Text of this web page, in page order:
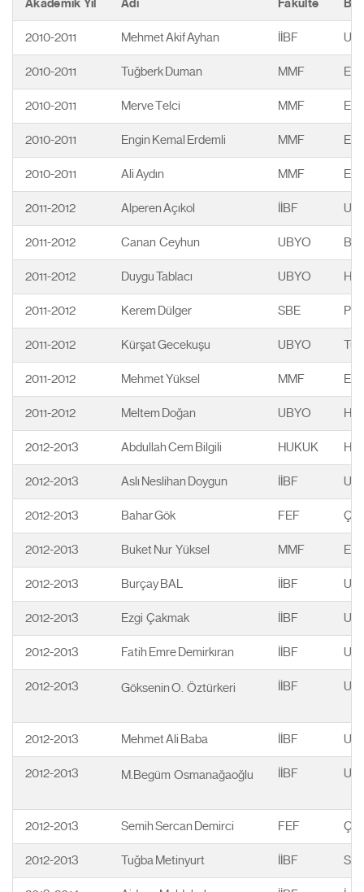
Akademik Yıl Adı Fakülte
2010-2011 Mehmet Akif Ayhan İİBF
2010-2011 Tuğberk Duman MMF
2010-2011 Merve Telci MMF
2010-2011 Engin Kemal Erdemli MMF
2010-2011 Ali Aydın MMF
2011-2012 Alperen Açıkol İİBF
2011-2012 Canan Ceyhun UBYO
2011-2012 Duygu Tablacı UBYO
2011-2012 Kerem Dülger SBE
2011-2012 Kürşat Gecekuşu UBYO
2011-2012 Mehmet Yüksel MMF
2011-2012 Meltem Doğan UBYO
2012-2013 Abdullah Cem Bilgili HUKUK
2012-2013 Aslı Neslihan Doygun İİBF
2012-2013 Bahar Gök FEF
2012-2013 Buket Nur Yüksel MMF
2012-2013 Burçay BAL İİBF
2012-2013 Ezgi Çakmak İİBF
2012-2013 Fatih Emre Demirkıran İİBF
2012-2013 Göksenin O. Öztürkeri İİBF
2012-2013 Mehmet Ali Baba İİBF
2012-2013 M.Begüm Osmanağaoğlu İİBF
2012-2013 Semih Sercan Demirci FEF
2012-2013 Tuğba Metinyurt İİBF